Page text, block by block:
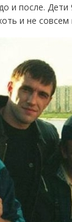
и после.
и не